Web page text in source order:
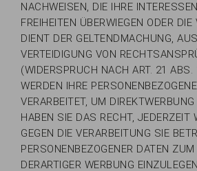
NACHWEISEN, DIE IHRE
FREIHEITEN ÜBERWIEGEN ODER DIE
DIENT DER GELTENDMACHUNG,
VERTEIDIGUNG VON
(WIDERSPRUCH NACH ART. 21 ABS.
WERDEN IHRE
VERARBEITET, UM
HABEN SIE DAS RECHT, JEDERZEIT
GEGEN DIE VERARBEITUNG SIE
PERSONENBEZOGENER DATEN
DERARTIGER WERBUNG